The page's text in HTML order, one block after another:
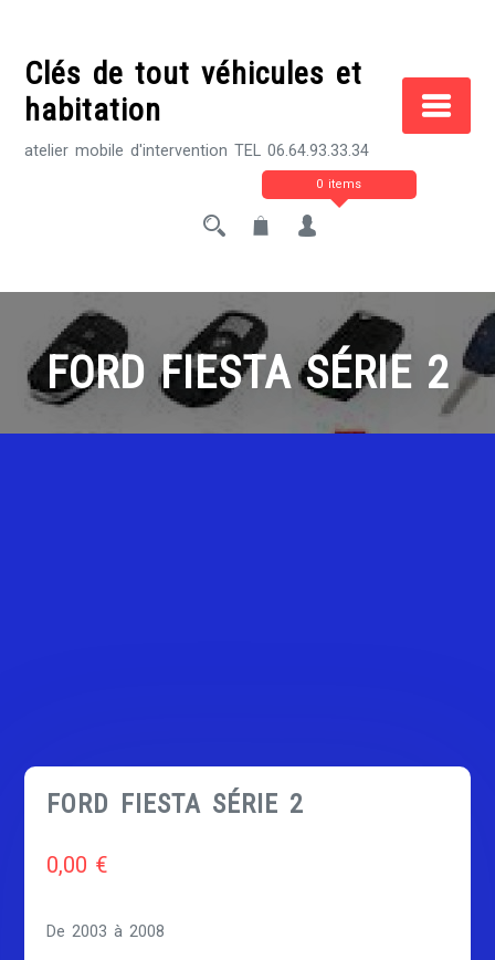
contentClés de tout véhicules et
habitation
atelier mobile d'intervention TEL 06.64.93.33.34
0 items
FORD FIESTA SÉRIE 2
FORD FIESTA SÉRIE 2
0,00 €
De 2003 à 2008